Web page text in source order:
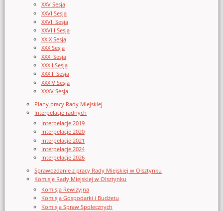
XXV Sesja
XXVI Sesja
XXVII Sesja
XXVIII Sesja
XXIX Sesja
XXX Sesja
XXXI Sesja
XXXII Sesja
XXXIII Sesja
XXXIV Sesja
XXXV Sesja
Plany pracy Rady Miejskiej
Interpelacje radnych
Interpelacje 2019
Interpelacje 2020
Interpelacje 2021
Interpelacje 2024
Interpelacje 2026
Sprawozdanie z pracy Rady Miejskiej w Olsztynku
Komisje Rady Miejskiej w Olsztynku
Komisja Rewizyjna
Komisja Gospodarki i Budżetu
Komisja Spraw Społecznych